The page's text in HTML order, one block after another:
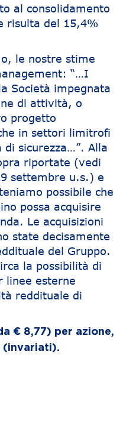
al consolidamento
risulta del 15,4%
le nostre stime
“…I
Società impegnata
di attività, o
progetto
in settori limitrofi
sicurezza…”. Alla
riportate (vedi
settembre u.s.) e
possibile che
possa acquisire
Le acquisizioni
state decisamente
del Gruppo.
la possibilità di
linee esterne
reddituale di
€ 8,77) per azione,
(invariati).